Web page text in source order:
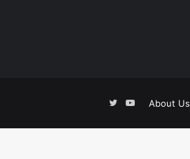
About Us
TwitterYouTube